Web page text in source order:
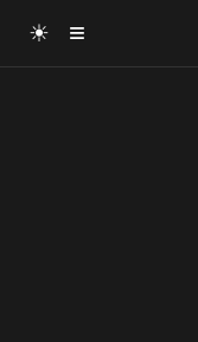
☀ ≡